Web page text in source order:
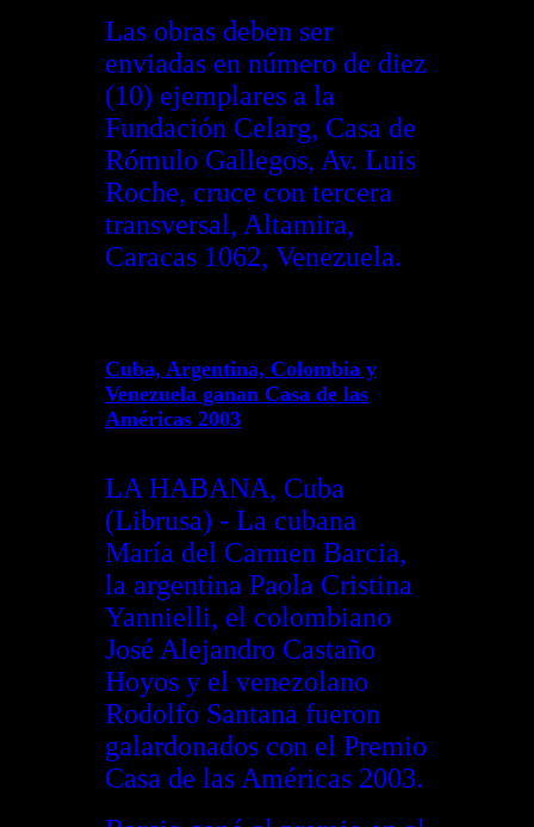
Las obras deben ser
enviadas en número de diez
(10) ejemplares a la
Fundación Celarg, Casa de
Rómulo Gallegos, Av. Luis
Roche, cruce con tercera
transversal, Altamira,
Caracas 1062, Venezuela.
Cuba, Argentina, Colombia y
Venezuela ganan Casa de las
Américas 2003
LA HABANA, Cuba
(Librusa) - La cubana
María del Carmen Barcia,
la argentina Paola Cristina
Yannielli, el colombiano
José Alejandro Castaño
Hoyos y el venezolano
Rodolfo Santana fueron
galardonados con el Premio
Casa de las Américas 2003.